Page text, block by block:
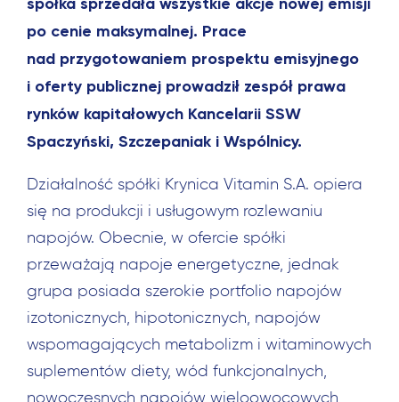
po cenie maksymalnej. Prace
nad przygotowaniem prospektu emisyjnego
i oferty publicznej prowadził zespół prawa
rynków kapitałowych Kancelarii SSW
Spaczyński, Szczepaniak i Wspólnicy.
Działalność spółki Krynica Vitamin S.A. opiera
się na produkcji i usługowym rozlewaniu
napojów. Obecnie, w ofercie spółki
przeważają napoje energetyczne, jednak
grupa posiada szerokie portfolio napojów
izotonicznych, hipotonicznych, napojów
wspomagających metabolizm i witaminowych
suplementów diety, wód funkcjonalnych,
nowoczesnych napojów wieloowocowych,